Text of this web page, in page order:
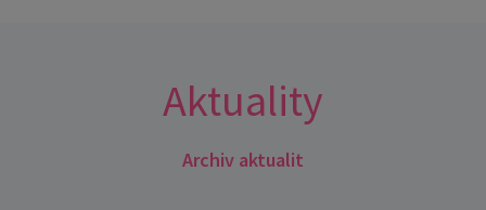
Aktuality
Archiv aktualit